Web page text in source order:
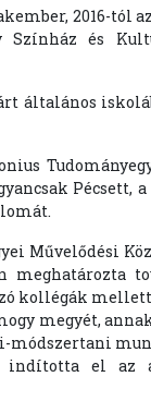
2016-tól
Színház és
általános
Pécsett,
Művelődési
kollégák
megyét,
módszertani
el az